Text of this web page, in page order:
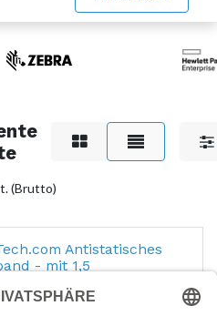
(Brutto)
Antistatisches
- mit 1,5
Nr.:ESD-WRIST-STRAP